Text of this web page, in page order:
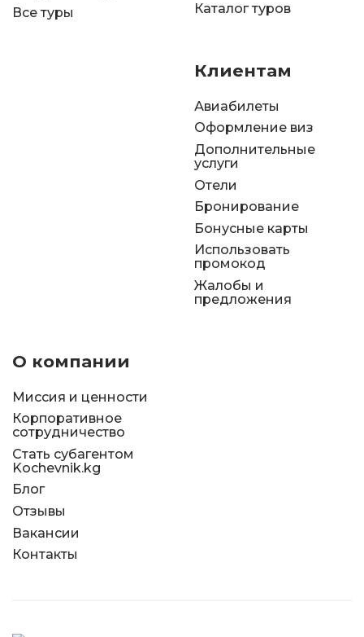
Все туры
Каталог туров
Клиентам
Авиабилеты
Оформление виз
Дополнительные
услуги
Отели
Бронирование
Бонусные карты
Использовать
промокод
Жалобы и
предложения
О компании
Миссия и ценности
Корпоративное
сотрудничество
Стать субагентом
Kochevnik.kg
Блог
Отзывы
Вакансии
Контакты